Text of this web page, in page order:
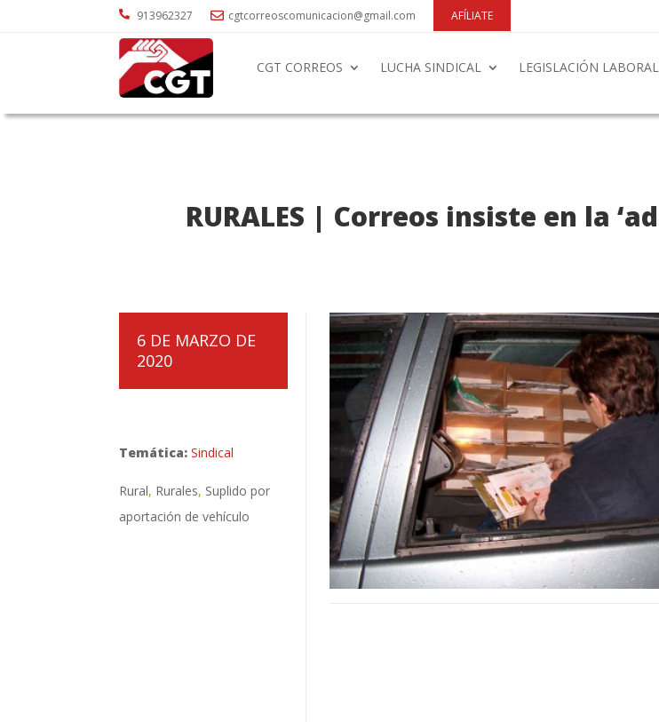
 913962327  cgtcorreoscomunicacion@gmail.com AFÍLIATE
CGT CORREOS LUCHA SINDICAL LEGISLACIÓN LABORAL
RURALES | Correos insiste en la
6 DE MARZO DE
2020
Temática:Sindical
Rural Rurales Suplido por
aportación de vehículo